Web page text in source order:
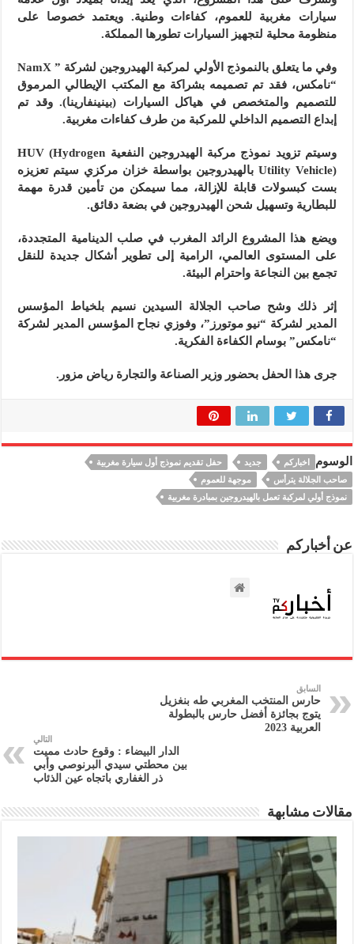
سيارات مغربية للعموم، كفاءات وطنية. ويعتمد خصوصا على
منظومة محلية لتجهيز السيارات تطورها المملكة.
وفي ما يتعلق بالنموذج الأولي لمركبة الهيدروجين لشركة ” NamX
“نامكس، فقد تم تصميمه بشراكة مع المكتب الإيطالي المرموق
للتصميم والمتخصص في هياكل السيارات (بينينفارينا). وقد تم
إبداع التصميم الداخلي للمركبة من طرف كفاءات مغربية.
وسيتم تزويد نموذج مركبة الهيدروجين النفعية HUV (Hydrogen
Utility Vehicle) بالهيدروجين بواسطة خزان مركزي سيتم تعزيزه
بست كبسولات قابلة للإزالة، مما سيمكن من تأمين قدرة مهمة
للبطارية وتسهيل شحن الهيدروجين في بضعة دقائق.
ويضع هذا المشروع الرائد المغرب في صلب الدينامية المتجددة،
على المستوى العالمي، الرامية إلى تطوير أشكال جديدة للنقل
تجمع بين النجاعة واحترام البيئة.
إثر ذلك وشح صاحب الجلالة السيدين نسيم بلخياط المؤسس
المدير لشركة “نيو موتورز”، وفوزي نجاح المؤسس المدير لشركة
“نامكس” بوسام الكفاءة الفكرية.
جرى هذا الحفل بحضور وزير الصناعة والتجارة رياض مزور.
الوسوم اخباركم جديد
حفل تقديم نموذج أول سيارة مغربية
صاحب الجلالة يترأس
موجهة للعموم
نموذج أولي لمركبة تعمل بالهيدروجين بمبادرة مغربية
عن أخباركم
السابق
حارس المنتخب المغربي طه بنغزيل
يتوج بجائزة أفضل حارس بالبطولة
العربية 2023
التالي
الدار البيضاء : وقوع حادث مميت
بين محطتي سيدي البرنوصي وأبي
ذر الغفاري باتجاه عين الذئاب
مقالات مشابهة